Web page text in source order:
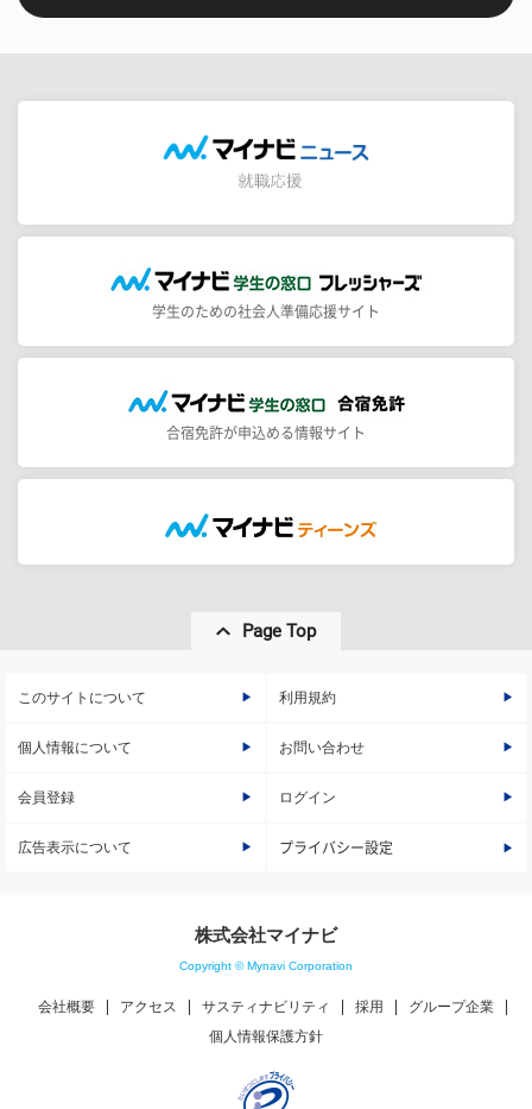
学生のための社会人準備応援サイト
合宿免許が申込める情報サイト
Page Top
このサイトについて 利用規約
個人情報について お問い合わせ
会員登録 ログイン
広告表示について プライバシー設定
株式会社マイナビ
Copyright © Mynavi Corporation
会社概要 アクセス サスティナビリティ 採用
グループ企業
個人情報保護方針